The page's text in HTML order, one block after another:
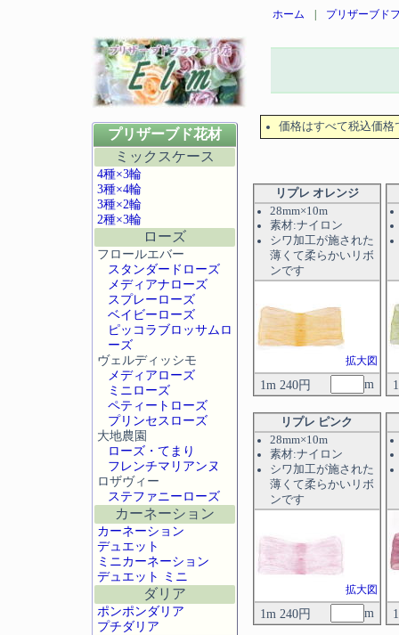
ホーム プリザーブド
価格はすべて税込価格
リプレ オレンジ
28mm×10m
素材:ナイロン
シワ加工が施された
薄くて柔らかいリボ
ンです
拡大図
1m 240円 m
リプレ ピンク
28mm×10m
素材:ナイロン
シワ加工が施された
薄くて柔らかいリボ
ンです
拡大図
1m 240円 m
プリザーブド花材
ミックスケース
4種×3輪
3種×4輪
3種×2輪
2種×3輪
ローズ
フロールエバー
スタンダードローズ
メディアナローズ
スプレーローズ
ベイビーローズ
ピッコラブロッサムロ
ーズ
ヴェルディッシモ
メディアローズ
ミニローズ
ペティートローズ
プリンセスローズ
大地農園
ローズ・てまり
フレンチマリアンヌ
ロザヴィー
ステファニーローズ
カーネーション
カーネーション
デュエット
ミニカーネーション
デュエット ミニ
ダリア
ポンポンダリア
プチダリア